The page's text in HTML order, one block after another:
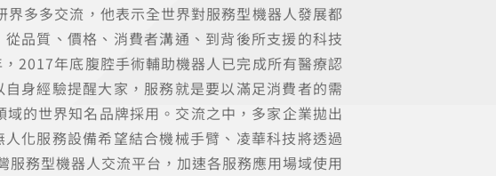
多多交流，他表示全世界對服務型機器人發展都
品質、價格、消費者溝通、到背後所支援的科技
2017年底腹腔手術輔助機器人已完成所有醫療認
身經驗提醒大家，服務就是要以滿足消費者的需
的世界知名品牌採用。交流之中，多家企業拋出
化服務設備希望結合機械手臂、凌華科技將透過
務型機器人交流平台，加速各服務應用場域使用